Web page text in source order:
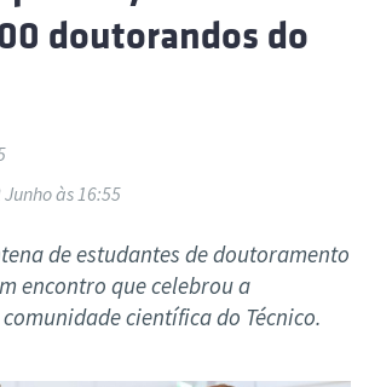
doutorandos do
às 16:55
de estudantes de doutoramento
encontro que celebrou a
científica do Técnico.